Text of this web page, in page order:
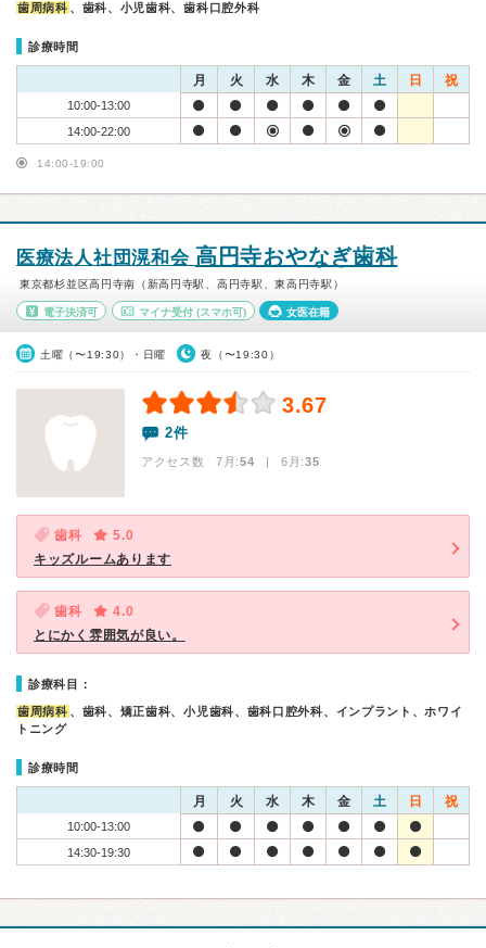
歯周病科 、歯科、小児歯科、歯科口腔外科
診療時間
月 火 水 木 金 土 日 祝
10:00-13:00
14:00-22:00
14:00-19:00
医療法人社団滉和会 高円寺おやなぎ歯科
東京都杉並区高円寺南（新高円寺駅、高円寺駅、東高円寺駅）
電子決済可 マイナ受付(スマホ可) 女医在籍
土曜（〜19:30）・日曜 夜（〜19:30）
3.67
2件
アクセス数 7月:54 | 6月:35
歯科
5.0
キッズルームあります
歯科
4.0
とにかく雰囲気が良い。
診療科目：
歯周病科 、歯科、矯正歯科、小児歯科、歯科口腔外科、インプラント、ホワイ
トニング
診療時間
月 火 水 木 金 土 日 祝
10:00-13:00
14:30-19:30